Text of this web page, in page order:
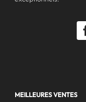
MEILLEURES VENTES